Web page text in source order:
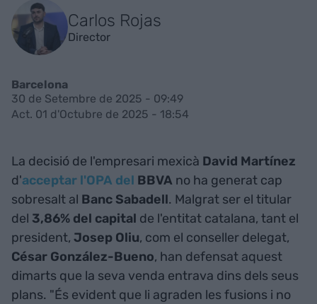
Carlos Rojas
Director
Barcelona
30 de Setembre de 2025 - 09:49
Act. 01 d'Octubre de 2025 - 18:54
La decisió de l'empresari mexicà David Martínez
d'acceptar l'OPA del BBVA no ha generat cap
sobresalt al Banc Sabadell. Malgrat ser el titular
del 3,86% del capital de l'entitat catalana, tant el
president, Josep Oliu, com el conseller delegat,
César González-Bueno, han defensat aquest
dimarts que la seva venda entrava dins dels seus
plans. "És evident que li agraden les fusions i no